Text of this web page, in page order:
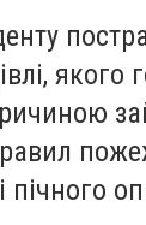
якого
пічного